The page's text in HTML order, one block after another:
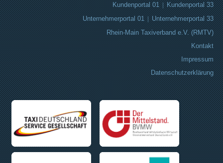
Kundenportal 01 | Kundenportal 33
Unternehmerportal 01 | Unternehmerportal 33
Rhein-Main Taxiverband e.V. (RMTV)
Kontakt
Impressum
Datenschutzerklärung